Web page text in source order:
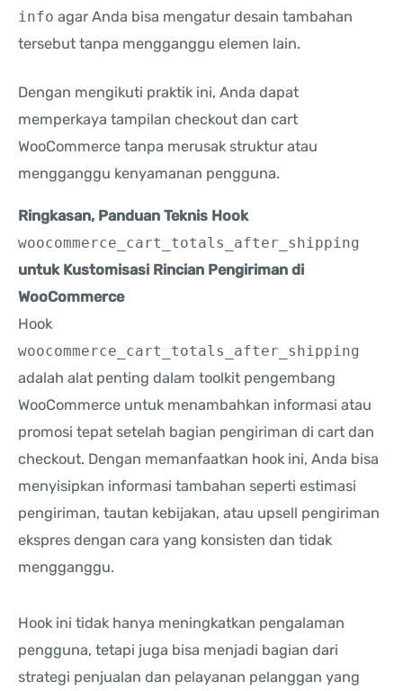
info agar Anda bisa mengatur desain tambahan
tersebut tanpa mengganggu elemen lain.
Dengan mengikuti praktik ini, Anda dapat
memperkaya tampilan checkout dan cart
WooCommerce tanpa merusak struktur atau
mengganggu kenyamanan pengguna.
Ringkasan, Panduan Teknis Hook
woocommerce_cart_totals_after_shipping
untuk Kustomisasi Rincian Pengiriman di
WooCommerce
Hook
woocommerce_cart_totals_after_shipping
adalah alat penting dalam toolkit pengembang
WooCommerce untuk menambahkan informasi atau
promosi tepat setelah bagian pengiriman di cart dan
checkout. Dengan memanfaatkan hook ini, Anda bisa
menyisipkan informasi tambahan seperti estimasi
pengiriman, tautan kebijakan, atau upsell pengiriman
ekspres dengan cara yang konsisten dan tidak
mengganggu.
Hook ini tidak hanya meningkatkan pengalaman
pengguna, tetapi juga bisa menjadi bagian dari
strategi penjualan dan pelayanan pelanggan yang